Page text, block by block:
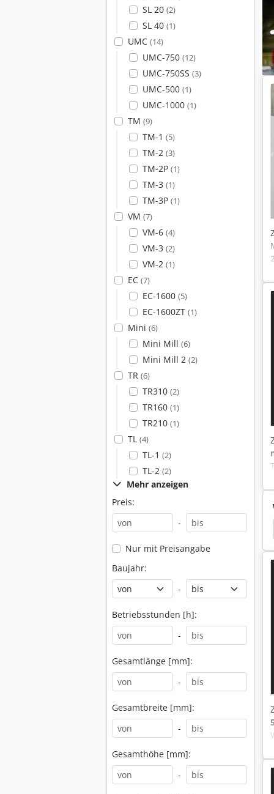
SL 20 (2)
SL 40 (1)
UMC (14)
UMC-750 (12)
UMC-750SS (3)
UMC-500 (1)
UMC-1000 (1)
TM (9)
TM-1 (5)
TM-2 (3)
TM-2P (1)
TM-3 (1)
TM-3P (1)
VM (7)
VM-6 (4)
VM-3 (2)
VM-2 (1)
EC (7)
EC-1600 (5)
EC-1600ZT (1)
Mini (6)
Mini Mill (6)
Mini Mill 2 (2)
TR (6)
TR310 (2)
TR160 (1)
TR210 (1)
TL (4)
TL-1 (2)
TL-2 (2)
Mehr anzeigen
Preis:
-
Nur mit Preisangabe
Baujahr:
-
Betriebsstunden [h]:
-
Gesamtlänge [mm]:
-
Gesamtbreite [mm]:
-
Gesamthöhe [mm]:
-
Cnc Drehmaschine Preis Emco Emco Unimat